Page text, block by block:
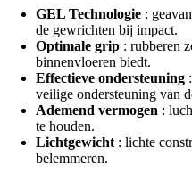
GEL Technologie :
de gewrichten bij impact.
Optimale grip : rubberen
binnenvloeren biedt.
Effectieve ondersteuning
veilige ondersteuning van
Ademend vermogen :
te houden.
Lichtgewicht : lichte
belemmeren.